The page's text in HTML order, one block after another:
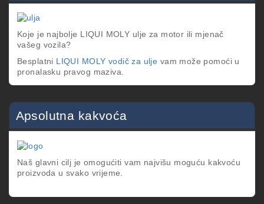
Koje je najbolje LIQUI MOLY ulje za motor ili mjenač
vašeg vozila?
Besplatni LIQUI MOLY vodič za ulje vam može pomoći u
pronalasku pravog maziva.
Apsolutna kakvoća
Naš glavni cilj je omogućiti vam najvišu moguću kakvoću
proizvoda u svako vrijeme.